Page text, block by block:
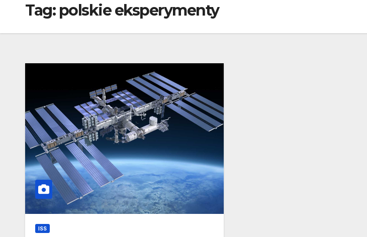
Tag: polskie eksperymenty
ISS